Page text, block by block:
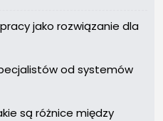
jako rozwiązanie dla
od systemów
są różnice między